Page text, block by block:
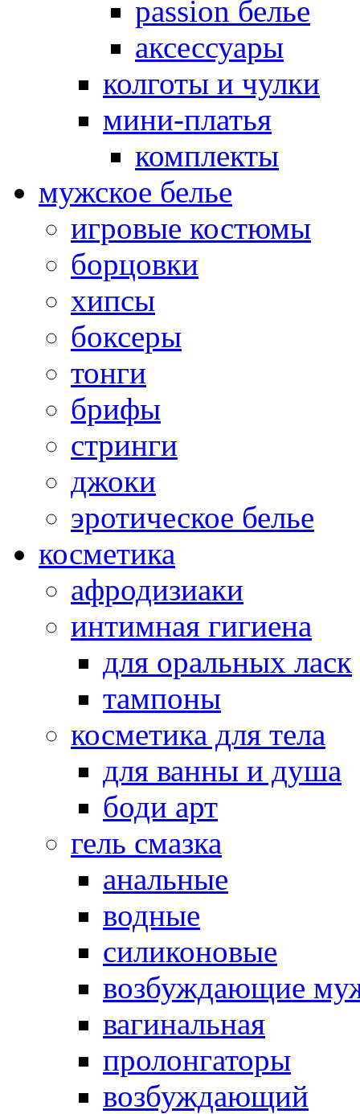
passion белье
аксессуары
колготы и чулки
мини-платья
комплекты
мужское белье
игровые костюмы
борцовки
хипсы
боксеры
тонги
брифы
стринги
джоки
эротическое белье
косметика
афродизиаки
интимная гигиена
для оральных ласк
тампоны
косметика для тела
для ванны и душа
боди арт
гель смазка
анальные
водные
силиконовые
возбуждающие
вагинальная
пролонгаторы
возбуждающий